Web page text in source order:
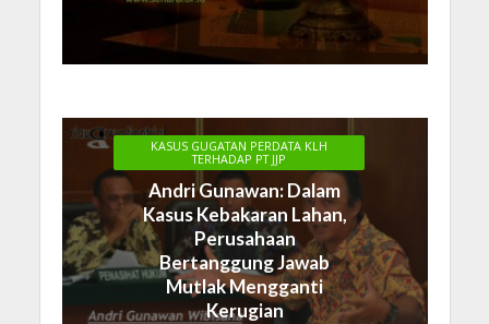
KASUS GUGATAN PERDATA KLH
TERHADAP PT JJP
Andri Gunawan: Dalam
Kasus Kebakaran Lahan,
Perusahaan
Bertanggung Jawab
Mutlak Mengganti
Kerugian